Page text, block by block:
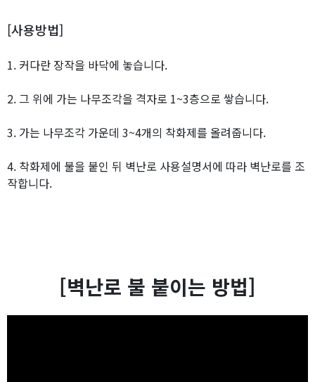
[사용방법]
1. 커다란 장작을 바닥에 놓습니다.
2. 그 위에 가는 나무조각을 격자로 1~3층으로 쌓습니다.
3. 가는 나무조각 가운데 3~4개의 착화제를 올려줍니다.
4. 착화제에 불을 붙인 뒤 벽난로 사용설명서에 따라 벽난로를 조
작합니다.
[벽난로 불 붙이는 방법]